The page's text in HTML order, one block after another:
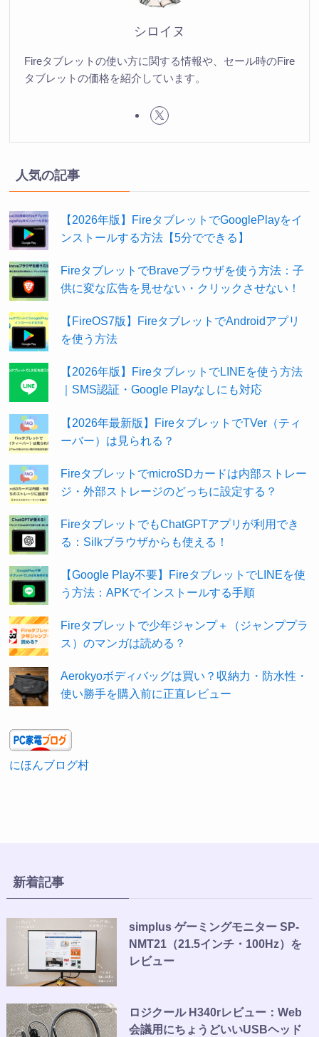
シロイヌ
Fireタブレットの使い方に関する情報や、セール時のFire
タブレットの価格を紹介しています。
人気の記事
【2026年版】FireタブレットでGooglePlayをイ
ンストールする方法【5分でできる】
FireタブレットでBraveブラウザを使う方法：子
供に変な広告を見せない・クリックさせない！
【FireOS7版】FireタブレットでAndroidアプリ
を使う方法
【2026年版】FireタブレットでLINEを使う方法
｜SMS認証・Google Playなしにも対応
【2026年最新版】FireタブレットでTVer（ティ
ーバー）は見られる？
FireタブレットでmicroSDカードは内部ストレー
ジ・外部ストレージのどっちに設定する？
FireタブレットでもChatGPTアプリが利用でき
る：Silkブラウザからも使える！
【Google Play不要】FireタブレットでLINEを使
う方法：APKでインストールする手順
Fireタブレットで少年ジャンプ＋（ジャンププラ
ス）のマンガは読める？
Aerokyoボディバッグは買い？収納力・防水性・
使い勝手を購入前に正直レビュー
にほんブログ村
新着記事
simplus ゲーミングモニター SP-
NMT21（21.5インチ・100Hz）を
レビュー
ロジクール H340rレビュー：Web
会議用にちょうどいいUSBヘッド